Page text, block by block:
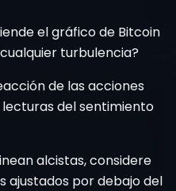
el gráfico de Bitcoin
turbulencia?
de las acciones
del sentimiento
alcistas, considere
ajustados por debajo del